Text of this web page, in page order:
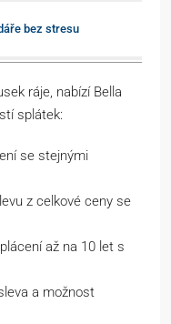
bez stresu
ráje, nabízí Bella
splátek:
se stejnými
z celkové ceny se
až na 10 let s
a možnost